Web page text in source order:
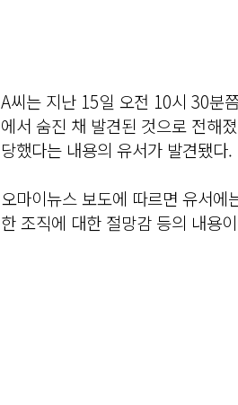
A씨는 지난 15일 오전 10시 30분
에서 숨진 채 발견된 것으로 전해
당했다는 내용의 유서가 발견됐다.
오마이뉴스 보도에 따르면 유서에
한 조직에 대한 절망감 등의 내용